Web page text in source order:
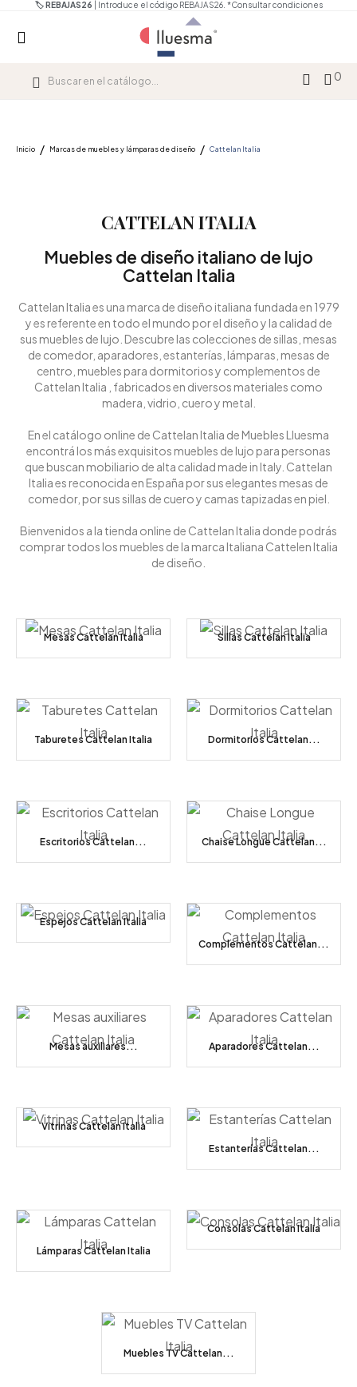
🏷️ REBAJAS26 | Introduce el código REBAJAS26. *Consultar condiciones
0
Inicio Marcas de muebles y lámparas de diseño Cattelan Italia
CATTELAN ITALIA
Muebles de diseño italiano de lujo
Cattelan Italia
Cattelan Italia es una marca de diseño italiana fundada en 1979
y es referente en todo el mundo por el diseño y la calidad de
sus muebles de lujo . Descubre las colecciones desillas, mesas
de comedor, aparadores, estanterías, lámparas, mesas de
centro, muebles para dormitorios y complementos de
Cattelan Italia , fabricados en diversos materiales como
madera, vidrio, cuero y metal.
En el catálogo online de Cattelan Italia de Muebles Lluesma
encontrá los más exquisitos muebles de lujo para personas
que buscan mobiliario de alta calidad made in Italy. Cattelan
Italiaes reconocida en España por sus elegantes mesas de
comedor, por sussillas de cueroy camas tapizadasen piel.
Bienvenidos a la tienda online de Cattelan Italia donde podrás
comprar todos los muebles de la marca Italiana Cattelen Italia
de diseño.
Mesas Cattelan Italia Sillas Cattelan Italia
Taburetes Cattelan Italia Dormitorios Cattelan...
Escritorios Cattelan... Chaise Longue Cattelan...
Espejos Cattelan Italia
Complementos Cattelan...
Mesas auxiliares... Aparadores Cattelan...
Vitrinas Cattelan Italia
Estanterías Cattelan...
Lámparas Cattelan Italia
Consolas Cattelan Italia
Muebles TV Cattelan...